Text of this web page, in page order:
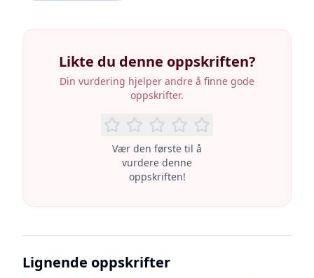
Likte du denne oppskriften?
Din vurdering hjelper andre å finne gode
oppskrifter.
Vær den første til å
vurdere denne
oppskriften!
Lignende oppskrifter